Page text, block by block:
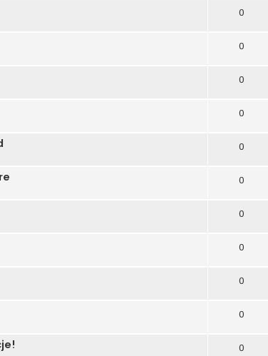
0
0
0
0
0
0
0
0
0
0
0